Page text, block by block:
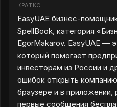
КРАТКО
EasyUAE бизнес-
SpellBook, категория
EgorMakarov. EasyUAE —
который помогает
инвесторам из России и
ошибок открыть
браузере и в приложении,
первые сообщения